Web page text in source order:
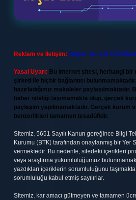
Reklam ve İletişim: Skype:
Yasal Uyarı: Bu internet sitesi, herhangi bir
şirketi ile hiçbir bağlantısı
hazırladığımız makaleler
haber niteliği taşımamakta olup, gerçek
paylaşım yapılmamaktadır. Gerçek kurum
benzerlikleri tamamen tesadüfidir.
Sitemiz, 5651 Sayılı Kanun gereğince Bilgi
Kurumu (BTK) tarafından onaylanmış bir Yer
vermektedir. Bu nedenle, sitedeki içerikleri
veya araştırma yükümlülüğümüz
yazdıkları içeriklerin sorumluluğunu
sorumluluğu kabul etmiş sayılırlar.
Sitemiz, kar amacı gütmeyen ve tamamen